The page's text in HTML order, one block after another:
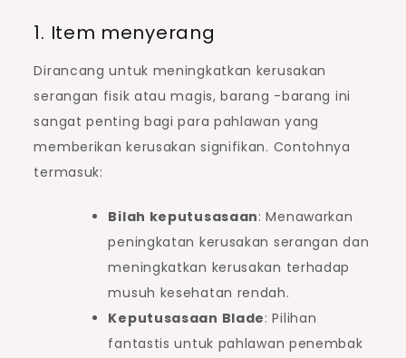
1. Item menyerang
Dirancang untuk meningkatkan kerusakan
serangan fisik atau magis, barang -barang ini
sangat penting bagi para pahlawan yang
memberikan kerusakan signifikan. Contohnya
termasuk:
Bilah keputusasaan: Menawarkan
peningkatan kerusakan serangan dan
meningkatkan kerusakan terhadap
musuh kesehatan rendah.
Keputusasaan Blade: Pilihan
fantastis untuk pahlawan penembak